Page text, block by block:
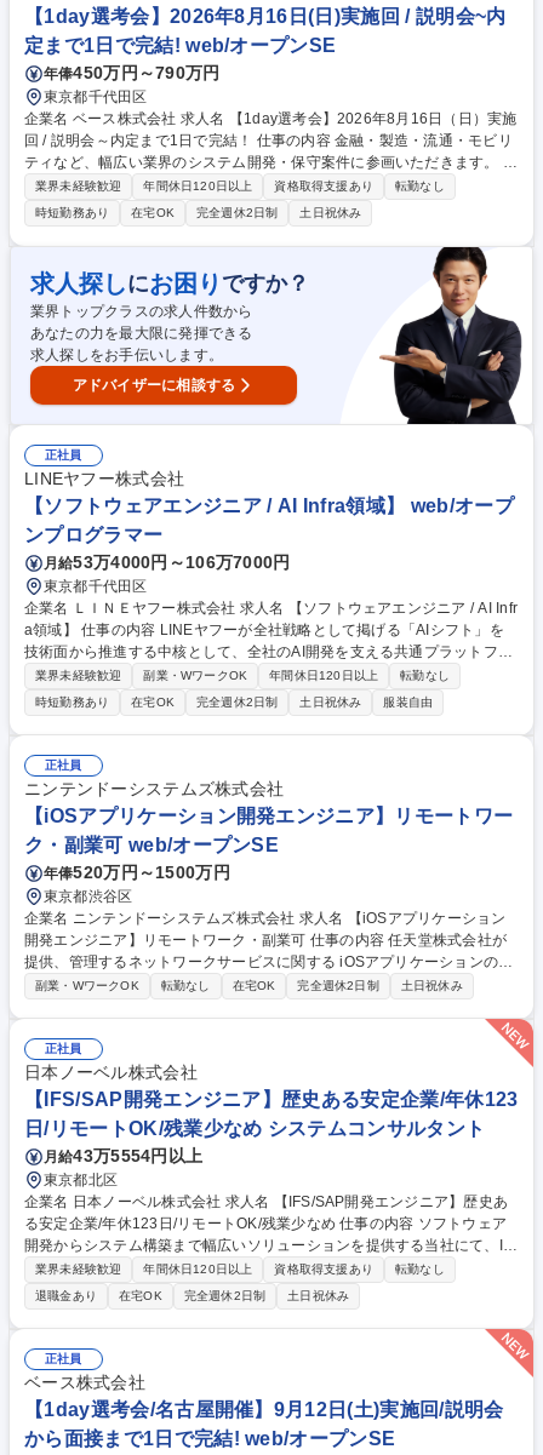
管理・作成 ・IT職採用のサポート、人事と連携しワークショップの実施
等 募集職種 【東京】■IT人材育成ポジション ※在宅勤務可／安定性◎／業
界未経験歓迎
【1day選考会】2026年8月16日(日)実施回 / 説明会~内
定まで1日で完結! web/オープンSE
年俸450万円～790万円
東京都千代田区
企業名 ベース株式会社 求人名 【1day選考会】2026年8月16日（日）実施
回 / 説明会～内定まで1日で完結！ 仕事の内容 金融・製造・流通・モビリ
ティなど、幅広い業界のシステム開発・保守案件に参画いただきます。 ご
経験に応じて、以下の領域から最適なポジションをお任せします。 ・業務
系システム（金融／製造／流通 ほか）の設計・開発・保守 ・各種パッケ
ージ（SAP、ServiceNow など）の導入・カスタマイズ ・クラウド（AW
S、Azure、GCP など）の設計・構築 ・サーバ／ネットワークの設計・構
築・運用 ※スキルセットおよびキャリア志向に応じてアサインします。
募集職種 【1day選考会】2026年8月16日（日）実施回 / 説明会～内定ま
で1日で完結！
業界未経験歓迎 年間休日120日以上 資格取得支援あり
転勤なし
時短勤務あり
在宅OK 完全週休2日制 土日祝休み
求人探しにお困り ですか？
業界トップクラスの求人件数から
あなたの力を最大限に発揮できる
求人探しをお手伝いします。
アドバイザーに相談する
正社員
LINEヤフー株式会社
【ソフトウェアエンジニア / AI Infra領域】 web/オープ
ンプログラマー
月給53万4000円～106万7000円
東京都千代田区
企業名 ＬＩＮＥヤフー株式会社 求人名 【ソフトウェアエンジニア / AI Infr
a領域】 仕事の内容 LINEヤフーが全社戦略として掲げる「AIシフト」を
技術面から推進する中核として、全社のAI開発を支える共通プラットフォ
ームの設計・開発・運用を担っていただきます。 ■各サービスの戦略を踏
まえ、共通して必要となる機能を抽象化した全社横断AIプラットフォーム
の全体設計および開発・運用の推進■大規模GPU/CPUリソースの特性を踏
まえた基盤アーキテクチャ設計、および効率的なリソース利用を実現する
ためのスケジューリング戦略・制御方式の設計・実装のリード■モデル開
発からデプロイ、モニタリングまでを一貫して支えるMLOpsプラットフォ
ームにおける設計・実装・運用の推進 募集職種 【ソフトウェアエンジニ
ア / AI Infra領域】
業界未経験歓迎 副業・WワークOK 年間休日120日以上
転勤なし
時短勤務あり
在宅OK 完全週休2日制 土日祝休み 服装自由
正社員
ニンテンドーシステムズ株式会社
【iOSアプリケーション開発エンジニア】リモートワー
ク・副業可 web/オープンSE
年俸520万円～1500万円
東京都渋谷区
企業名 ニンテンドーシステムズ株式会社 求人名 【iOSアプリケーション
開発エンジニア】リモートワーク・副業可 仕事の内容 任天堂株式会社が
提供、管理するネットワークサービスに関する iOSアプリケーションの開
発および開発リードを担って頂きます。 ここでいう iOS アプリケーショ
ービスに関するアプリケーションになります。機能の追加開発や新規アプ
リの開発では、試作品開発・モニタリングを通してプロダクトとしての価
値を高める方向性を見極めることからはじめ、方向が定まったら長期間の
運用を見据えた設計をしながら開発を行っていきます。運用面では利用者
の声や任天堂のサービスの更新に合わせて、アプリ自体のさらなる改善を
行っていきます。 募集職種 【iOSアプリケーション開発エンジニア】リモ
ートワーク・副業可
副業・WワークOK 転勤なし 在宅OK 完全週休2日制 土日祝休み
正社員
日本ノーベル株式会社
【IFS/SAP開発エンジニア】歴史ある安定企業/年休123
日/リモートOK/残業少なめ システムコンサルタント
月給43万5554円以上
東京都北区
企業名 日本ノーベル株式会社 求人名 【IFS/SAP開発エンジニア】歴史あ
る安定企業/年休123日/リモートOK/残業少なめ 仕事の内容 ソフトウェア
開発からシステム構築まで幅広いソリューションを提供する当社にて、IF
S/SAP開発エンジニアをお任せします。ERP（IFS/SAP等）のパッケージ
開発、生産管理の基幹システム開発全般を担います。 【具体的には】 ■IF
SおよびSAP等のERPパッケージを用いた生産管理系システムの開発・導
入推進全般■顧客ニーズに応じたアドオン・カスタマイズ設計・開発およ
び機能改善対応■社内初のIFS導入コアメンバーとして事業部内への技術展
開・知見共有■システム導入後の運用保守フォローおよびクライアントと
の仕様調整・折衝 ★会社未来を支えるIFS拡大に向けたポジションで活躍
できます 募集職種 【IFS/SAP開発エンジニア】歴史ある安定企業/年休12
3日/リモートOK/残業少なめ
業界未経験歓迎 年間休日120日以上 資格取得支援あり
転勤なし
退職金あり
在宅OK 完全週休2日制 土日祝休み
正社員
ベース株式会社
【1day選考会/名古屋開催】9月12日(土)実施回/説明会
から面接まで1日で完結! web/オープンSE